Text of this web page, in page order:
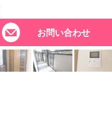
お問い合わせ